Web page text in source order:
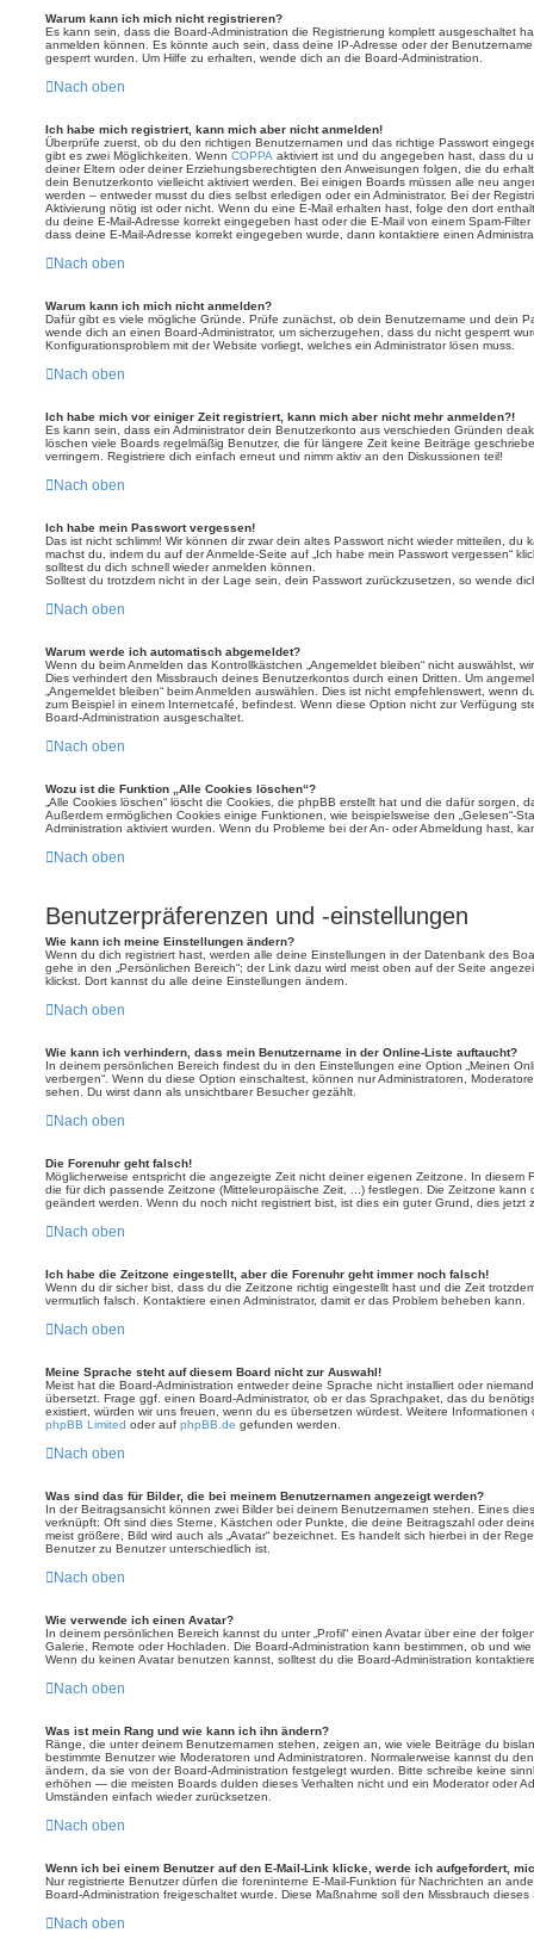
Warum kann ich mich nicht registrieren?
Es kann sein, dass die Board-Administration die Registrierung komplett ausgeschaltet
anmelden können. Es könnte auch sein, dass deine IP-Adresse oder der
gesperrt wurden. Um Hilfe zu erhalten, wende dich an die Board-Administration.
Nach oben
Ich habe mich registriert, kann mich aber nicht anmelden!
Überprüfe zuerst, ob du den richtigen Benutzernamen und das richtige Passwort
gibt es zwei Möglichkeiten. Wenn COPPA aktiviert ist und du angegeben hast, dass du
deiner Eltern oder deiner Erziehungsberechtigten den Anweisungen folgen, die du
dein Benutzerkonto vielleicht aktiviert werden. Bei einigen Boards müssen alle neu
werden – entweder musst du dies selbst erledigen oder ein Administrator. Bei der
Aktivierung nötig ist oder nicht. Wenn du eine E-Mail erhalten hast, folge den dort
du deine E-Mail-Adresse korrekt eingegeben hast oder die E-Mail von einem Spam-
dass deine E-Mail-Adresse korrekt eingegeben wurde, dann kontaktiere einen
Nach oben
Warum kann ich mich nicht anmelden?
Dafür gibt es viele mögliche Gründe. Prüfe zunächst, ob dein Benutzername und dein
wende dich an einen Board-Administrator, um sicherzugehen, dass du nicht gesperrt
Konfigurationsproblem mit der Website vorliegt, welches ein Administrator lösen muss.
Nach oben
Ich habe mich vor einiger Zeit registriert, kann mich aber nicht mehr anmelden?!
Es kann sein, dass ein Administrator dein Benutzerkonto aus verschieden Gründen
löschen viele Boards regelmäßig Benutzer, die für längere Zeit keine Beiträge
verringern. Registriere dich einfach erneut und nimm aktiv an den Diskussionen teil!
Nach oben
Ich habe mein Passwort vergessen!
Das ist nicht schlimm! Wir können dir zwar dein altes Passwort nicht wieder mitteilen, du
machst du, indem du auf der Anmelde-Seite auf „Ich habe mein Passwort vergessen“
solltest du dich schnell wieder anmelden können.
Solltest du trotzdem nicht in der Lage sein, dein Passwort zurückzusetzen, so wende
Nach oben
Warum werde ich automatisch abgemeldet?
Wenn du beim Anmelden das Kontrollkästchen „Angemeldet bleiben“ nicht auswählst,
Dies verhindert den Missbrauch deines Benutzerkontos durch einen Dritten. Um
„Angemeldet bleiben“ beim Anmelden auswählen. Dies ist nicht empfehlenswert, wenn
zum Beispiel in einem Internetcafé, befindest. Wenn diese Option nicht zur Verfügung
Board-Administration ausgeschaltet.
Nach oben
Wozu ist die Funktion „Alle Cookies löschen“?
„Alle Cookies löschen“ löscht die Cookies, die phpBB erstellt hat und die dafür sorgen,
Außerdem ermöglichen Cookies einige Funktionen, wie beispielsweise den „Gelesen“-
Administration aktiviert wurden. Wenn du Probleme bei der An- oder Abmeldung hast,
Nach oben
Benutzerpräferenzen und -einstellungen
Wie kann ich meine Einstellungen ändern?
Wenn du dich registriert hast, werden alle deine Einstellungen in der Datenbank des
gehe in den „Persönlichen Bereich“; der Link dazu wird meist oben auf der Seite
klickst. Dort kannst du alle deine Einstellungen ändern.
Nach oben
Wie kann ich verhindern, dass mein Benutzername in der Online-Liste auftaucht?
In deinem persönlichen Bereich findest du in den Einstellungen eine Option „Meinen
verbergen“. Wenn du diese Option einschaltest, können nur Administratoren,
sehen. Du wirst dann als unsichtbarer Besucher gezählt.
Nach oben
Die Forenuhr geht falsch!
Möglicherweise entspricht die angezeigte Zeit nicht deiner eigenen Zeitzone. In diesem
die für dich passende Zeitzone (Mitteleuropäische Zeit, ...) festlegen. Die Zeitzone kann
geändert werden. Wenn du noch nicht registriert bist, ist dies ein guter Grund, dies jetzt
Nach oben
Ich habe die Zeitzone eingestellt, aber die Forenuhr geht immer noch falsch!
Wenn du dir sicher bist, dass du die Zeitzone richtig eingestellt hast und die Zeit
vermutlich falsch. Kontaktiere einen Administrator, damit er das Problem beheben kann.
Nach oben
Meine Sprache steht auf diesem Board nicht zur Auswahl!
Meist hat die Board-Administration entweder deine Sprache nicht installiert oder
übersetzt. Frage ggf. einen Board-Administrator, ob er das Sprachpaket, das du
existiert, würden wir uns freuen, wenn du es übersetzen würdest. Weitere
phpBB Limited oder auf phpBB.de gefunden werden.
Nach oben
Was sind das für Bilder, die bei meinem Benutzernamen angezeigt werden?
In der Beitragsansicht können zwei Bilder bei deinem Benutzernamen stehen. Eines
verknüpft: Oft sind dies Sterne, Kästchen oder Punkte, die deine Beitragszahl oder
meist größere, Bild wird auch als „Avatar“ bezeichnet. Es handelt sich hierbei in der
Benutzer zu Benutzer unterschiedlich ist.
Nach oben
Wie verwende ich einen Avatar?
In deinem persönlichen Bereich kannst du unter „Profil“ einen Avatar über eine der
Galerie, Remote oder Hochladen. Die Board-Administration kann bestimmen, ob und
Wenn du keinen Avatar benutzen kannst, solltest du die Board-Administration
Nach oben
Was ist mein Rang und wie kann ich ihn ändern?
Ränge, die unter deinem Benutzernamen stehen, zeigen an, wie viele Beiträge du
bestimmte Benutzer wie Moderatoren und Administratoren. Normalerweise kannst du
ändern, da sie von der Board-Administration festgelegt wurden. Bitte schreibe keine
erhöhen — die meisten Boards dulden dieses Verhalten nicht und ein Moderator oder
Umständen einfach wieder zurücksetzen.
Nach oben
Wenn ich bei einem Benutzer auf den E-Mail-Link klicke, werde ich aufgefordert,
Nur registrierte Benutzer dürfen die foreninterne E-Mail-Funktion für Nachrichten an
Board-Administration freigeschaltet wurde. Diese Maßnahme soll den Missbrauch
Nach oben